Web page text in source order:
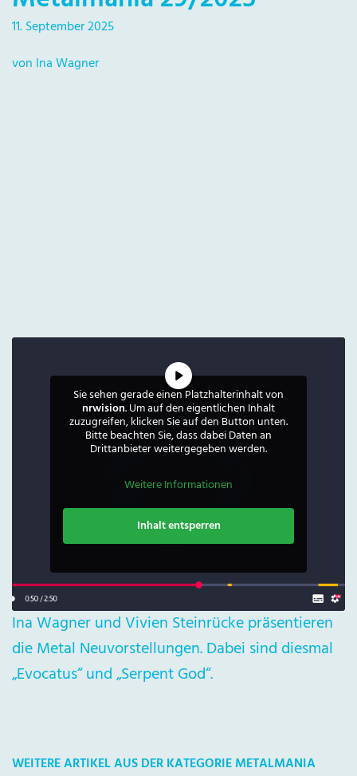
11. September 2025
von Ina Wagner
Sie sehen gerade einen Platzhalterinhalt von
nrwision. Um auf den eigentlichen Inhalt
zuzugreifen, klicken Sie auf den Button unten.
Bitte beachten Sie, dass dabei Daten an
Drittanbieter weitergegeben werden.
Weitere Informationen
Inhalt entsperren
Ina Wagner und Vivien Steinrücke präsentieren
die Metal Neuvorstellungen. Dabei sind diesmal
„Evocatus“ und „Serpent God“.
WEITERE ARTIKEL AUS DER KATEGORIE METALMANIA